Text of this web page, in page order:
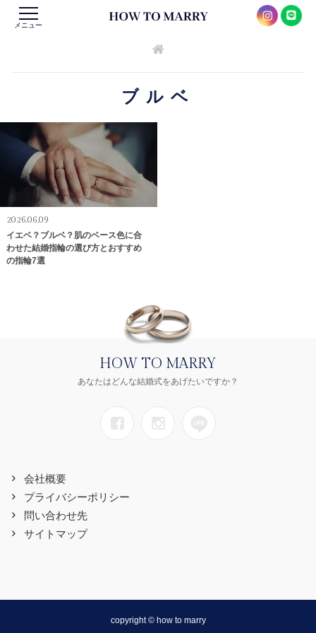
メニュー
ブルベ
2026.06.09
イエベ？ブルベ？肌のベース色に合
わせた結婚指輪の選び方とおすすめ
の指輪7選
HOW TO MARRY
あなたはどんな結婚式をあげたいですか？
会社概要
プライバシーポリシー
問い合わせ先
サイトマップ
copyright © how to marry